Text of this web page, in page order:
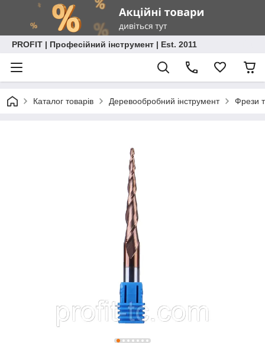
PROFIT | Професійний інструмент | Est. 2011
Каталог товарів Деревообробний інструмент Фрези